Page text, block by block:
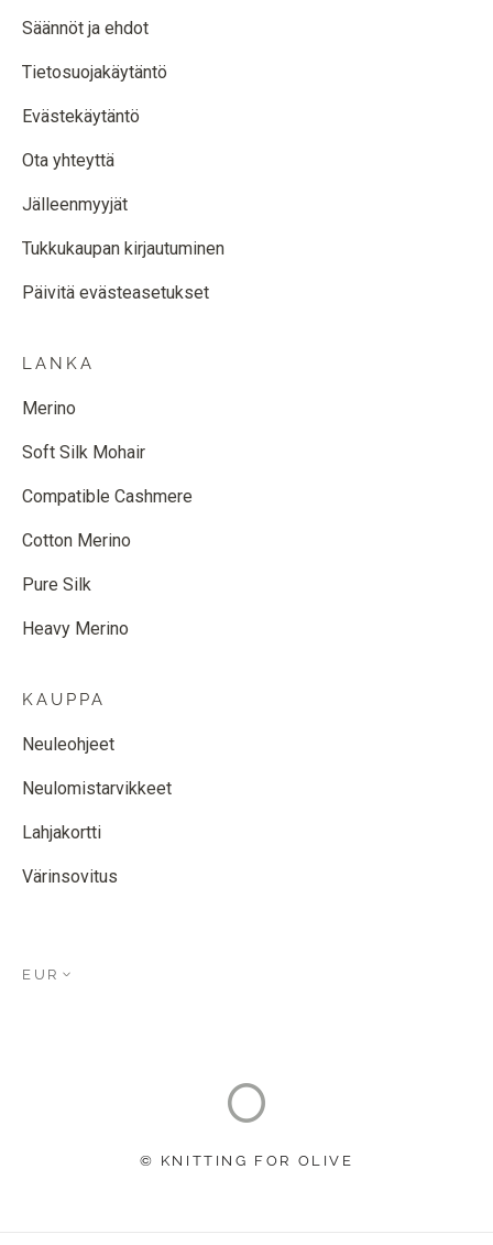
Säännöt ja ehdot
Tietosuojakäytäntö
Evästekäytäntö
Ota yhteyttä
Jälleenmyyjät
Tukkukaupan kirjautuminen
Päivitä evästeasetukset
LANKA
Merino
Soft Silk Mohair
Compatible Cashmere
Cotton Merino
Pure Silk
Heavy Merino
KAUPPA
Neuleohjeet
Neulomistarvikkeet
Lahjakortti
Värinsovitus
EUR
© KNITTING FOR OLIVE